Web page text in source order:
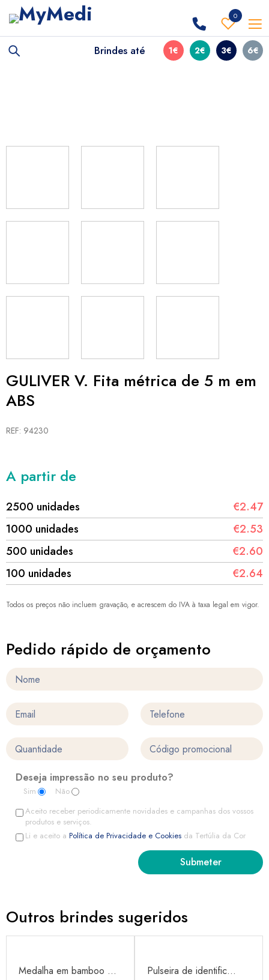
0
Brindes até 1€ 2€ 3€ 6€
GULIVER V. Fita métrica de 5 m em
ABS
REF: 94230
A partir de
2500 unidades
€2.47
1000 unidades
€2.53
500 unidades
€2.60
100 unidades
€2.64
Todos os preços não incluem gravação, e acrescem do IVA à taxa legal em vigor.
Pedido rápido de orçamento
Deseja impressão no seu produto?
Sim
Não
Aceito receber periodicamente novidades e campanhas dos vossos
produtos e serviços.
Li e aceito a Política de Privacidade e Cookies da Tertúlia da Cor
Outros brindes sugeridos
Medalha em bamboo ... Pulseira de identific...